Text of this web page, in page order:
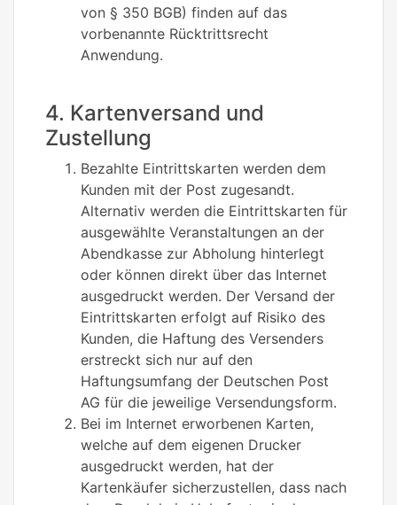
von § 350 BGB) finden auf das
vorbenannte Rücktrittsrecht
Anwendung.
4. Kartenversand und
Zustellung
Bezahlte Eintrittskarten werden dem
Kunden mit der Post zugesandt.
Alternativ werden die Eintrittskarten für
ausgewählte Veranstaltungen an der
Abendkasse zur Abholung hinterlegt
oder können direkt über das Internet
ausgedruckt werden. Der Versand der
Eintrittskarten erfolgt auf Risiko des
Kunden, die Haftung des Versenders
erstreckt sich nur auf den
Haftungsumfang der Deutschen Post
AG für die jeweilige Versendungsform.
Bei im Internet erworbenen Karten,
welche auf dem eigenen Drucker
ausgedruckt werden, hat der
Kartenkäufer sicherzustellen, dass nach